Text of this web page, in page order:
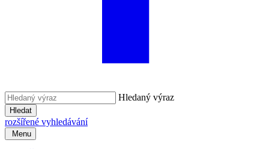
Hledaný výraz
Hledat
rozšířené vyhledávání
Menu